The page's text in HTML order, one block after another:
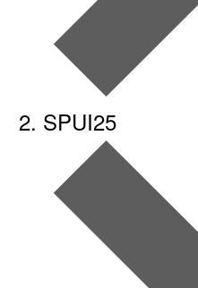
SPUI25